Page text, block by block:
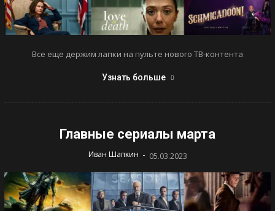
Все еще держим лапки на пульте нового ТВ-контента
Узнать больше
Главные сериалы марта
Иван Шапкин - 05.03.2023